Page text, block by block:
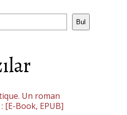
Bul
Un roman
[E-Book, EPUB]